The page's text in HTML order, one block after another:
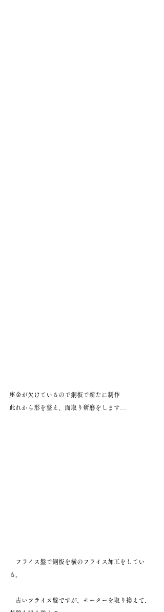
座金が欠けているので銅板で新たに制作
此れから形を整え、面取り研磨をします…
フライス盤で銅板を横のフライス加工をしてい
る。
古いフライス盤ですが、モーターを取り換えて、